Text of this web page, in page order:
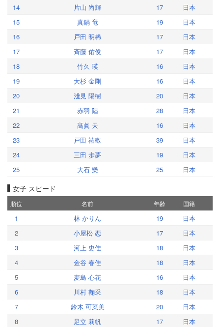
14
片山 尚輝 17
日本
15
真鍋 竜 19
日本
16
戸田 明稀 17
日本
17
斉藤 佑俊 17
日本
18
竹久 瑛 16
日本
19
大杉 金剛 16
日本
20
淺見 陽樹 20
日本
21
赤羽 陸 28
日本
22
髙眞 天 16
日本
23
戸田 祐敬 39
日本
24
三田 歩夢 19
日本
25
大石 樂 25 日本
女子 スピード
順位 名前 年齢 国籍
1 林 かりん 19
日本
2
小屋松 恋 17
日本
3
河上 史佳 18
日本
4
金谷 春佳 18
日本
5
麦島 心花 16
日本
6
川村 鞠采 18
日本
7
鈴木 可菜美 20
日本
8
足立 莉帆 17
日本